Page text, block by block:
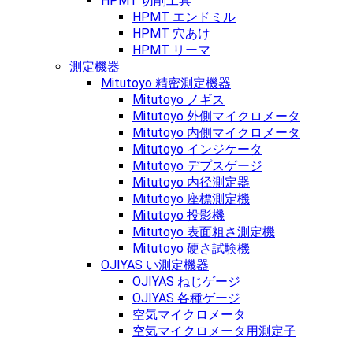
HPMT エンドミル
HPMT 穴あけ
HPMT リーマ
測定機器
Mitutoyo 精密測定機器
Mitutoyo ノギス
Mitutoyo 外側マイクロメータ
Mitutoyo 内側マイクロメータ
Mitutoyo インジケータ
Mitutoyo デプスゲージ
Mitutoyo 内径測定器
Mitutoyo 座標測定機
Mitutoyo 投影機
Mitutoyo 表面粗さ測定機
Mitutoyo 硬さ試験機
OJIYAS い測定機器
OJIYAS ねじゲージ
OJIYAS 各種ゲージ
空気マイクロメータ
空気マイクロメータ用測定子